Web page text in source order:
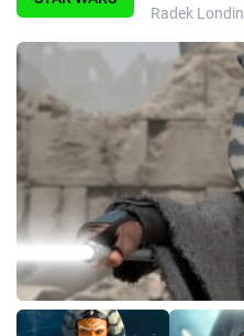
Témata
Seriály
Hry
Cool Esport
Pořady
Radek Londin